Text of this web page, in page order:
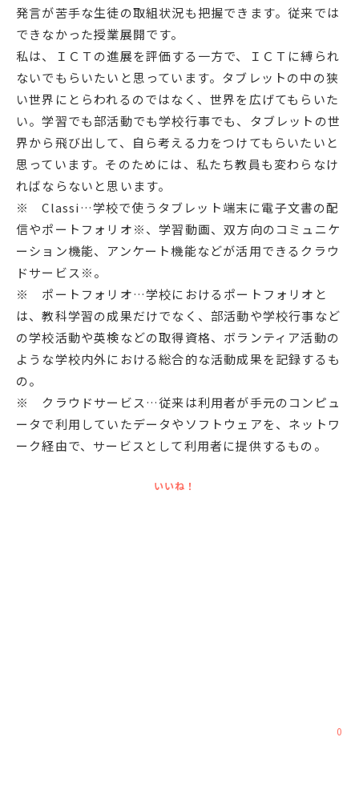
発言が苦手な生徒の取組状況も把握できます。従来では
できなかった授業展開です。
私は、ＩＣＴの進展を評価する一方で、ＩＣＴに縛られ
ないでもらいたいと思っています。タブレットの中の狭
い世界にとらわれるのではなく、世界を広げてもらいた
い。学習でも部活動でも学校行事でも、タブレットの世
界から飛び出して、自ら考える力をつけてもらいたいと
思っています。そのためには、私たち教員も変わらなけ
ればならないと思います。
※ Classi…学校で使うタブレット端末に電子文書の配
信やポートフォリオ※、学習動画、双方向のコミュニケ
ーション機能、アンケート機能などが活用できるクラウ
ドサービス※。
※ ポートフォリオ…学校におけるポートフォリオと
は、教科学習の成果だけでなく、部活動や学校行事など
の学校活動や英検などの取得資格、ボランティア活動の
ような学校内外における総合的な活動成果を記録するも
の。
※ クラウドサービス…従来は利用者が手元のコンピュ
ータで利用していたデータやソフトウェアを、ネットワ
ーク経由で、サービスとして利用者に提供するもの。
いいね！
0